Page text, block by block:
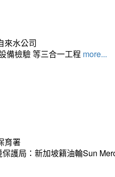
來水公司
備檢驗 等三合一工程 more...
育署
護局：新加坡籍油輪Sun